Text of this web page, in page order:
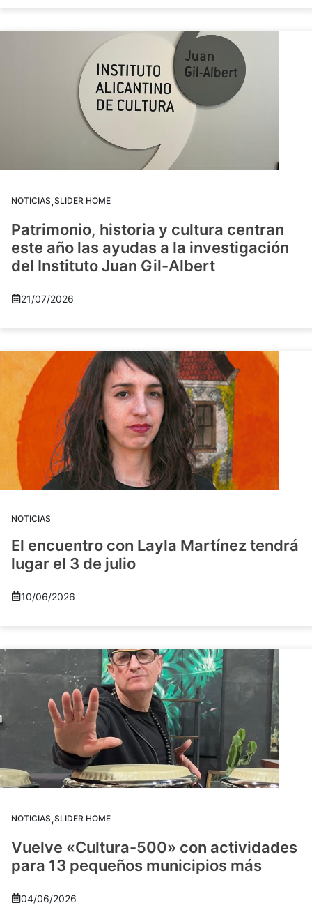
NOTICIAS,SLIDER HOME
Patrimonio, historia y cultura centran
este año las ayudas a la investigación
del Instituto Juan Gil-Albert
21/07/2026
NOTICIAS
El encuentro con Layla Martínez tendrá
lugar el 3 de julio
10/06/2026
NOTICIAS,SLIDER HOME
Vuelve «Cultura-500» con actividades
para 13 pequeños municipios más
04/06/2026